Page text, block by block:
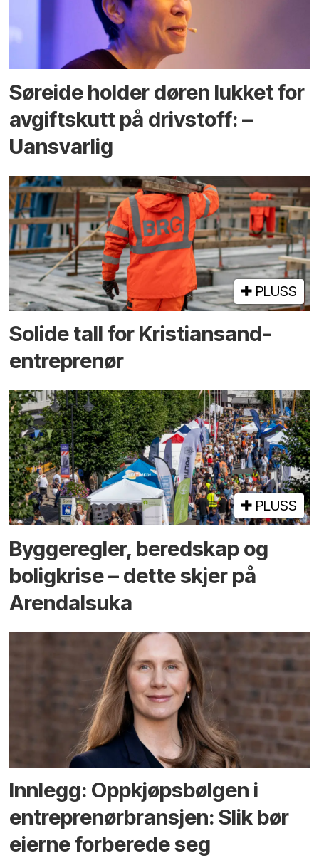
Søreide holder døren lukket for
avgiftskutt på drivstoff: –
Uansvarlig
PLUSS
Solide tall for Kristiansand-
entreprenør
PLUSS
Bygge­regler, beredskap og
bolig­krise – dette skjer på
Arendals­uka
Innlegg: Oppkjøps­bølgen i
entreprenør­bransjen: Slik bør
eierne forberede seg